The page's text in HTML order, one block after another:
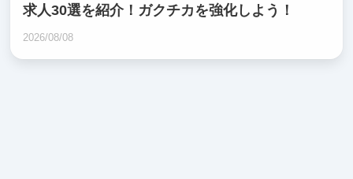
求人30選を紹介！ガクチカを強化しよう！
2026/08/08